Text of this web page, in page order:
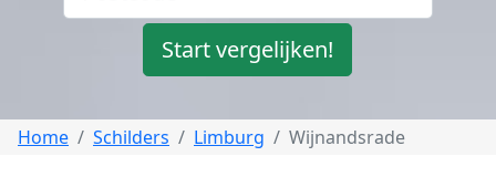
Start vergelijken!
Home Schilders Limburg Wijnandsrade